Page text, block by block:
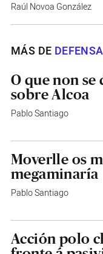
Raúl Novoa González
MÁS DE
O que non se
sobre Alcoa
Pablo Santiago
Moverlle os
megaminaría
Pablo Santiago
Acción polo